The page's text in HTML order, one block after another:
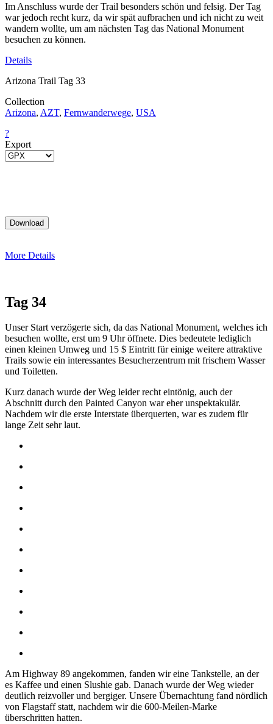
Im Anschluss wurde der Trail besonders schön und felsig. Der Tag
war jedoch recht kurz, da wir spät aufbrachen und ich nicht zu weit
wandern wollte, um am nächsten Tag das National Monument
besuchen zu können.
Details
Arizona Trail Tag 33
Collection
Arizona, AZT, Fernwanderwege, USA
?
Export
More Details
Tag 34
Unser Start verzögerte sich, da das National Monument, welches ich
besuchen wollte, erst um 9 Uhr öffnete. Dies bedeutete lediglich
einen kleinen Umweg und 15 $ Eintritt für einige weitere attraktive
Trails sowie ein interessantes Besucherzentrum mit frischem Wasser
und Toiletten.
Kurz danach wurde der Weg leider recht eintönig, auch der
Abschnitt durch den Painted Canyon war eher unspektakulär.
Nachdem wir die erste Interstate überquerten, war es zudem für
lange Zeit sehr laut.
Am Highway 89 angekommen, fanden wir eine Tankstelle, an der
es Kaffee und einen Slushie gab. Danach wurde der Weg wieder
deutlich reizvoller und bergiger. Unsere Übernachtung fand nördlich
von Flagstaff statt, nachdem wir die 600-Meilen-Marke
überschritten hatten.